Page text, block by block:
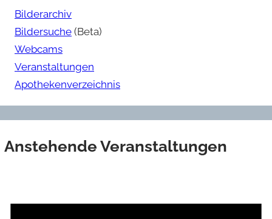
Bilderarchiv
Bildersuche (Beta)
Webcams
Veranstaltungen
Apothekenverzeichnis
Anstehende Veranstaltungen